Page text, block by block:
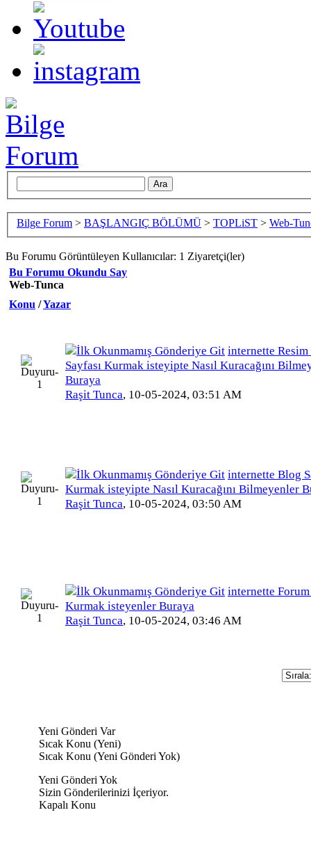
Bilge Forum > BAŞLANGIÇ BÖLÜMÜ > TOPLiST > Web-
Bu Forumu Görüntüleyen Kullanıcılar: 1 Ziyaretçi(ler)
Bu Forumu Okundu Say
Web-Tunca
Konu /Yazar
internette
Sayfası Kurmak isteyipte Nasıl Kuracağını
Buraya
Raşit Tunca, 10-05-2024, 03:51 AM
internette Blog
Kurmak isteyipte Nasıl Kuracağını Bilmeyenler
Raşit Tunca, 10-05-2024, 03:50 AM
internette Forum
Kurmak isteyenler Buraya
Raşit Tunca, 10-05-2024, 03:46 AM
Yeni Gönderi Var
Sıcak Konu (Yeni)
Sıcak Konu (Yeni Gönderi Yok)
Yeni Gönderi Yok
Sizin Gönderilerinizi İçeriyor.
Kapalı Konu